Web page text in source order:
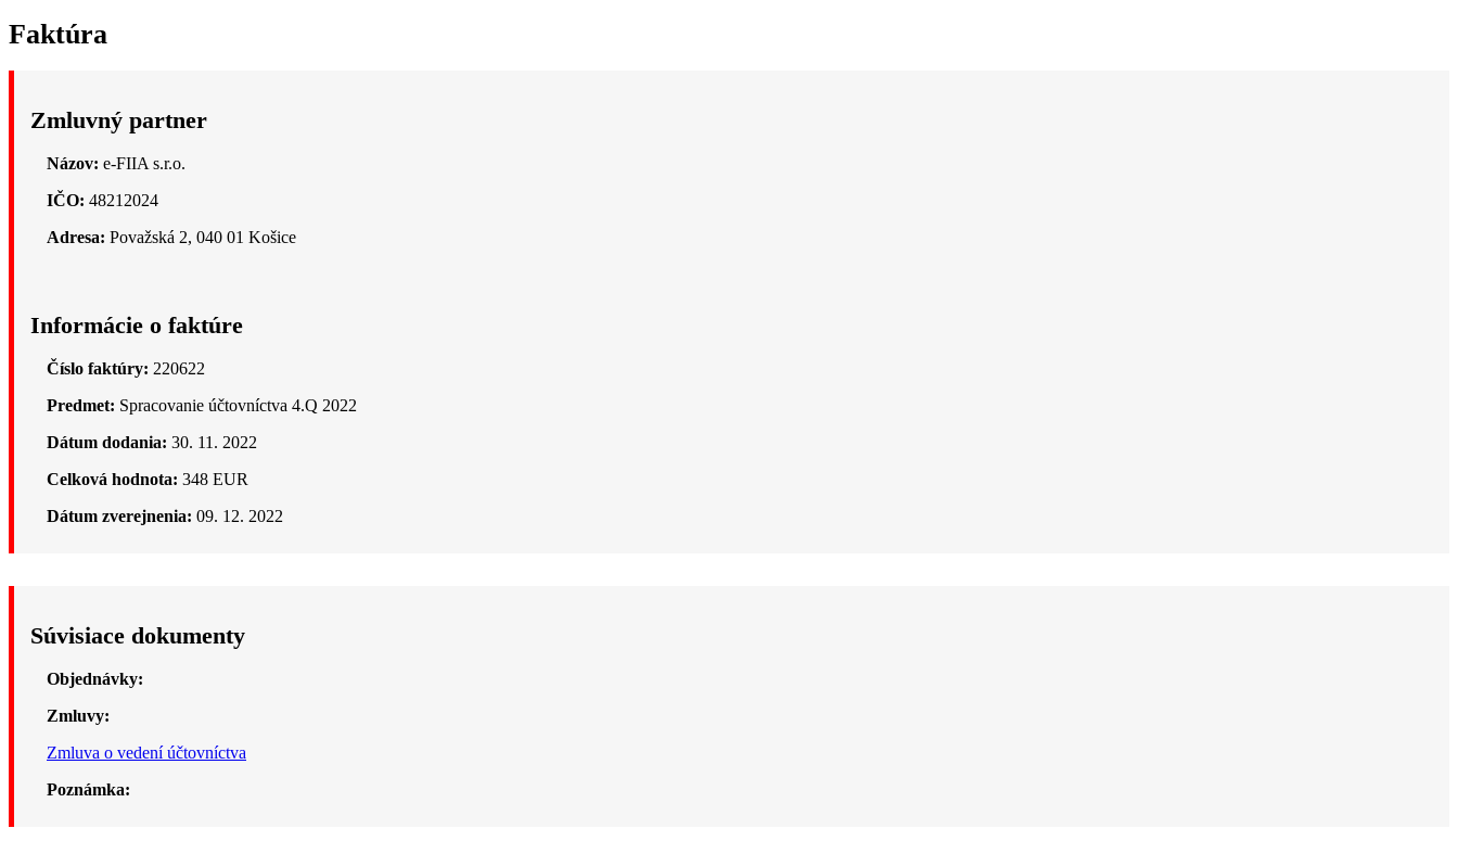
Faktúra
Zmluvný partner
Názov: e-FIIA s.r.o.
IČO: 48212024
Adresa: Považská 2, 040 01 Košice
Informácie o faktúre
Číslo faktúry: 220622
Predmet: Spracovanie účtovníctva 4.Q 2022
Dátum dodania: 30. 11. 2022
Celková hodnota: 348 EUR
Dátum zverejnenia: 09. 12. 2022
Súvisiace dokumenty
Objednávky:
Zmluvy:
Zmluva o vedení účtovníctva
Poznámka: